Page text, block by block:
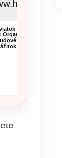
v Humennom
z Prahy
piesne na